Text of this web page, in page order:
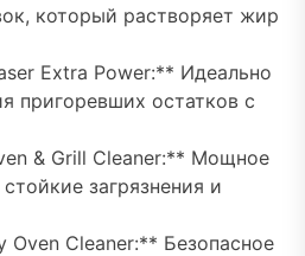
который растворяет жир
Extra Power:** Идеально
пригоревших остатков с
& Grill Cleaner:** Мощное
загрязнения и
Cleaner:** Безопасное